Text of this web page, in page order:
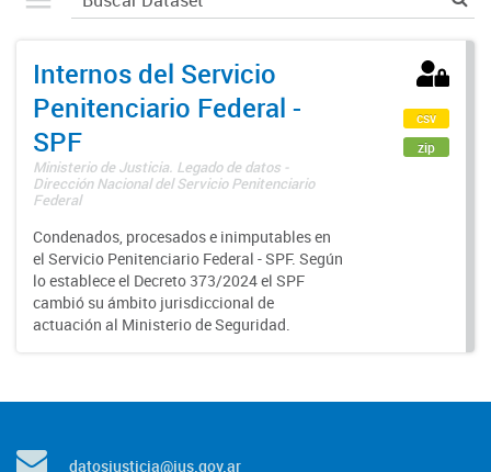
Internos del Servicio
Penitenciario Federal -
SPF
Ministerio de Justicia. Legado de datos -
Dirección Nacional del Servicio Penitenciario
Federal
Condenados, procesados e inimputables en
el Servicio Penitenciario Federal - SPF. Según
lo establece el Decreto 373/2024 el SPF
cambió su ámbito jurisdiccional de
actuación al Ministerio de Seguridad.
csv
zip
datosjusticia@jus.gov.ar